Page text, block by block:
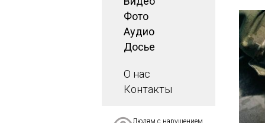
Фото
Аудио
Досье
О нас
Контакты
Людям с нарушением